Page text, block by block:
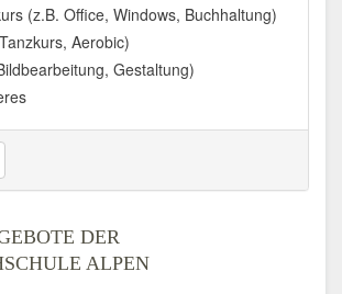
(z.B. Office, Windows, Buchhaltung)
Aerobic)
Gestaltung)
DER
ALPEN